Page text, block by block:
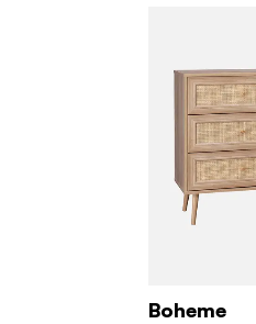
Boheme